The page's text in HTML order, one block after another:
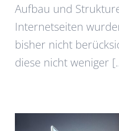
Aufbau und
Internetseiten
bisher nicht
diese nicht weniger